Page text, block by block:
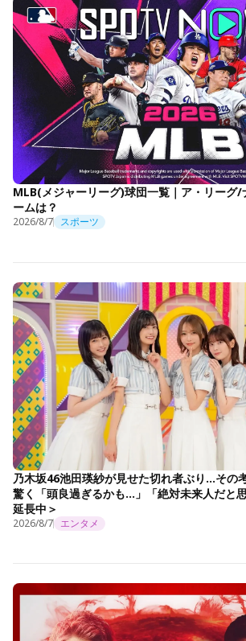
MLB(メジャーリーグ)球団一覧｜ア・リーグ/
ームは？
2026/8/7 スポーツ
乃木坂46池田瑛紗が見せた切れ者ぶり…その
驚く「頭良過ぎるかも…」「絶対未来人だと
延長中＞
2026/8/7 エンタメ